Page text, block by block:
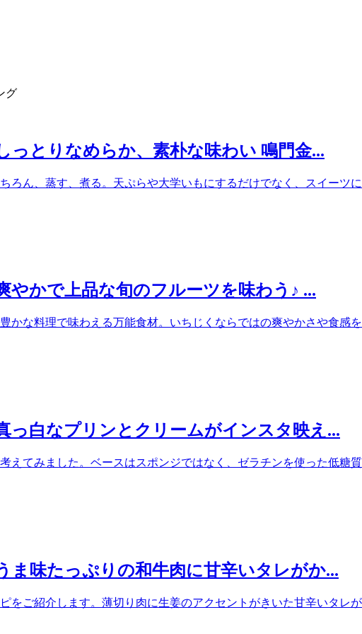
グ
っとりなめらか、素朴な味わい 鳴門金...
ろん、蒸す、煮る。天ぷらや大学いもにするだけでなく、スイーツ
やかで上品な旬のフルーツを味わう♪ ...
かな料理で味わえる万能食材。いちじくならではの爽やかさや食感
っ白なプリンとクリームがインスタ映え...
えてみました。ベースはスポンジではなく、ゼラチンを使った低糖
ま味たっぷりの和牛肉に甘辛いタレがか...
をご紹介します。薄切り肉に生姜のアクセントがきいた甘辛いタレ